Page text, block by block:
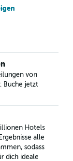
von
Buche jetzt
Hotels
alle
sodass
dich ideale